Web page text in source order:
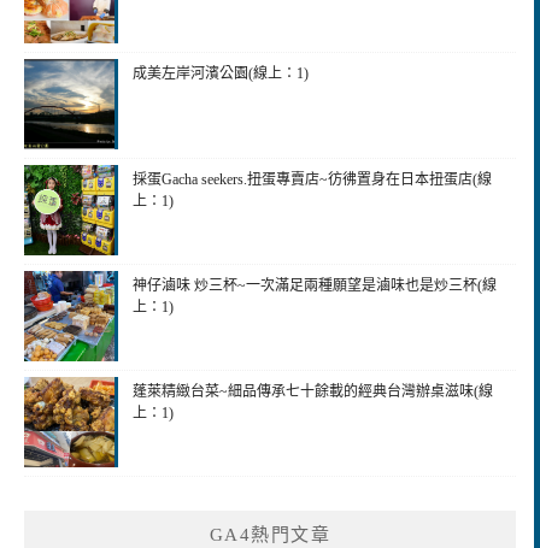
成美左岸河濱公園(線上：1)
採蛋Gacha seekers.扭蛋專賣店~彷彿置身在日本扭蛋店(線
上：1)
神仔滷味 炒三杯~一次滿足兩種願望是滷味也是炒三杯(線
上：1)
蓬萊精緻台菜~細品傳承七十餘載的經典台灣辦桌滋味(線
上：1)
GA4熱門文章